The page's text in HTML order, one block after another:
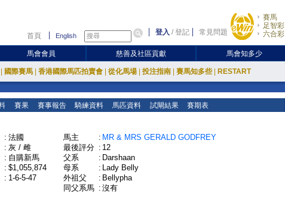
首頁 English 登入 /登記 常見問題
賽馬
足智彩
六合彩
馬會會員 慈善及社區貢獻 馬會知多少
國際賽馬 香港國際馬匹拍賣會 從化馬場 投注指南 賽馬知多些 RESTART
賽果 賽事報告 騎練資料 馬匹資料 試閘結果 賽期表
: 法國
: 灰 / 雌
: 自購新馬
: $1,055,874
: 1-6-5-47
馬主 : MR & MRS GERALD GODFREY
最後評分 : 12
父系
: Darshaan
母系
: Lady Belly
外祖父
: Bellypha
同父系馬 : 沒有